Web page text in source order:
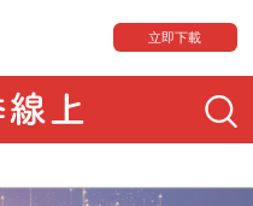
立即下載